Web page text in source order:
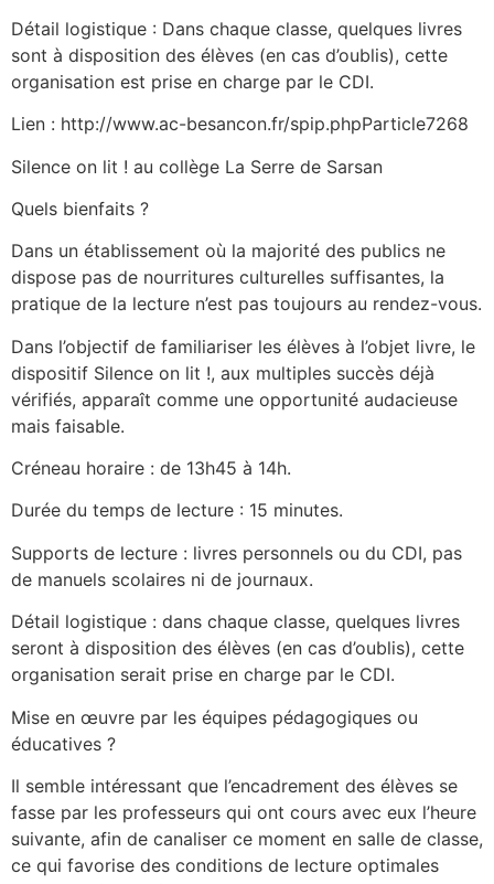
Détail logistique : Dans chaque classe, quelques livres
sont à disposition des élèves (en cas d’oublis), cette
organisation est prise en charge par le CDI.
Lien : http://www.ac-besancon.fr/spip.phpParticle7268
Silence on lit ! au collège La Serre de Sarsan
Quels bienfaits ?
Dans un établissement où la majorité des publics ne
dispose pas de nourritures culturelles suffisantes, la
pratique de la lecture n’est pas toujours au rendez-vous.
Dans l’objectif de familiariser les élèves à l’objet livre, le
dispositif Silence on lit !, aux multiples succès déjà
vérifiés, apparaît comme une opportunité audacieuse
mais faisable.
Créneau horaire : de 13h45 à 14h.
Durée du temps de lecture : 15 minutes.
Supports de lecture : livres personnels ou du CDI, pas
de manuels scolaires ni de journaux.
Détail logistique : dans chaque classe, quelques livres
seront à disposition des élèves (en cas d’oublis), cette
organisation serait prise en charge par le CDI.
Mise en œuvre par les équipes pédagogiques ou
éducatives ?
Il semble intéressant que l’encadrement des élèves se
fasse par les professeurs qui ont cours avec eux l’heure
suivante, afin de canaliser ce moment en salle de classe,
ce qui favorise des conditions de lecture optimales